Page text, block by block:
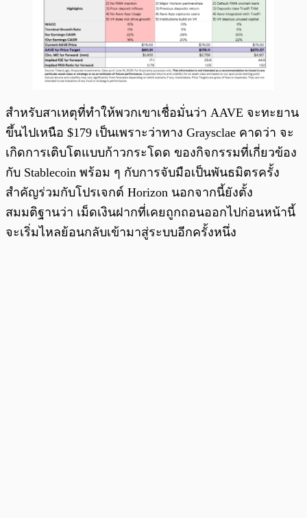
สำหรับสาเหตุที่ทำให้พวกเขาเชื่อมั่นว่า AAVE จะทะยาน
ขึ้นไปเหนือ $179 เป็นเพราะว่าทาง Graysclae คาดว่า จะ
เกิดการเติบโตแบบก้าวกระโดด ของกิจกรรมที่เกี่ยวข้อง
กับ Stablecoin พร้อม ๆ กับการจับมือเป็นพันธมิตรครั้ง
สำคัญร่วมกับโปรเจกต์ Horizon นอกจากนี้ยังตั้ง
สมมติฐานว่า เม็ดเงินฝากที่เคยถูกถอนออกไปก่อนหน้านี้
จะเริ่มไหลย้อนกลับเข้ามาสู่ระบบอีกครั้งหนึ่ง